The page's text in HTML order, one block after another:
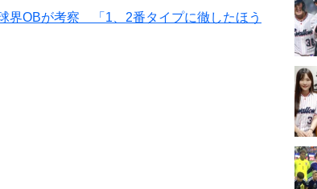
界OBが考察 「1、2番タイプに徹したほう